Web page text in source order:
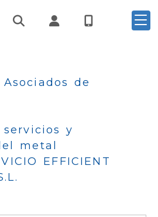
Identifícate
de
y
metal
EFFICIENT